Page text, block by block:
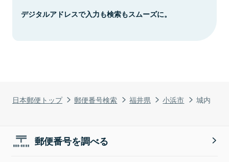
日本郵便トップ 郵便番号検索 福井県 小浜市 城内
デジタルアドレスで入力も検索もスムーズに。
郵便番号を調べる